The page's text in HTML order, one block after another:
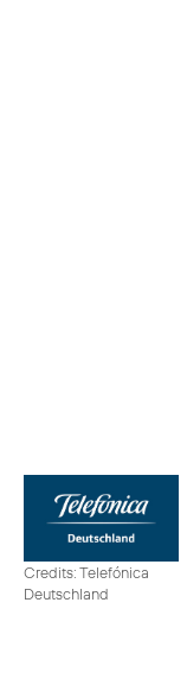
Credits: Telefónica
Deutschland